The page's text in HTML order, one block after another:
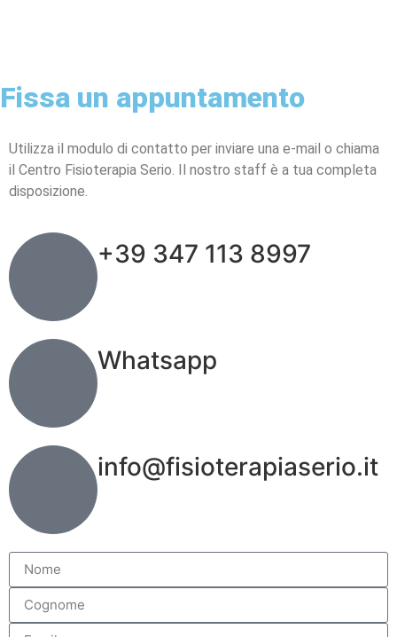
Fissa un appuntamento
Utilizza il modulo di contatto per inviare una e-mail o chiama
il Centro Fisioterapia Serio. Il nostro staff è a tua completa
disposizione.
+39 347 113 8997
Whatsapp
info@fisioterapiaserio.it